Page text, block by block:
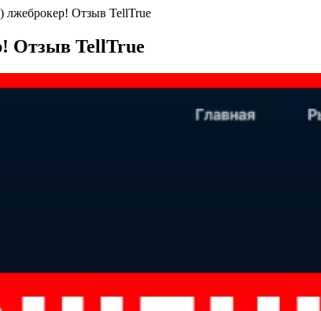
лжеброкер! Отзыв TellTrue
Отзыв TellTrue